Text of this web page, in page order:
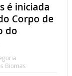
é iniciada
Corpo de
do
Biomas